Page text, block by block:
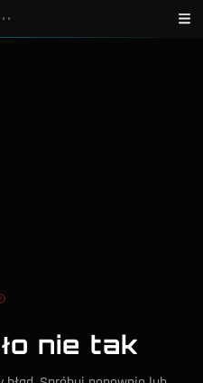
nie tak